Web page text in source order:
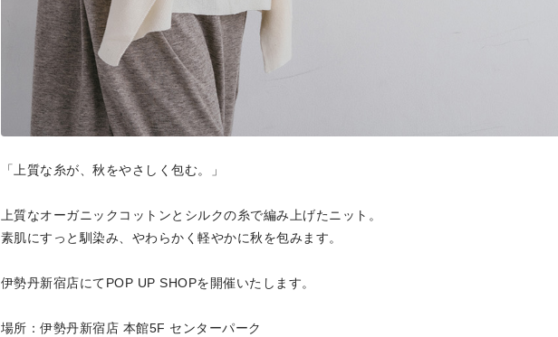
「上質な糸が、秋をやさしく包む。」
上質なオーガニックコットンとシルクの糸で編み上げたニット。
素肌にすっと馴染み、やわらかく軽やかに秋を包みます。
伊勢丹新宿店にてPOP UP SHOPを開催いたします。
場所：伊勢丹新宿店 本館5F センターパーク